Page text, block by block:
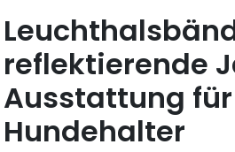
reflektierende
Ausstattung
Hundehalter